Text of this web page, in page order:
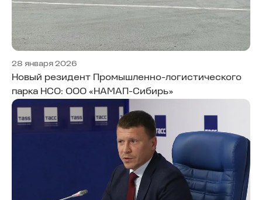
28 января 2026
Новый резидент Промышленно-логистического
парка НСО: ООО «НАМАП-Сибирь»